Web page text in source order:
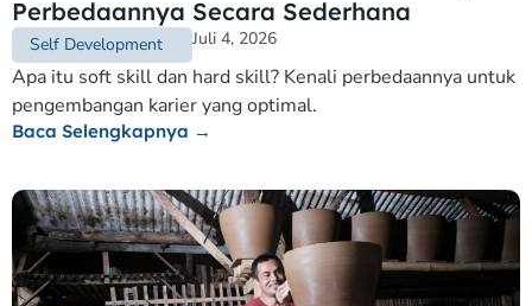
Perbedaannya Secara Sederhana
Self Development Juli 4, 2026
Apa itu soft skill dan hard skill? Kenali perbedaannya untuk
pengembangan karier yang optimal.
Baca Selengkapnya →